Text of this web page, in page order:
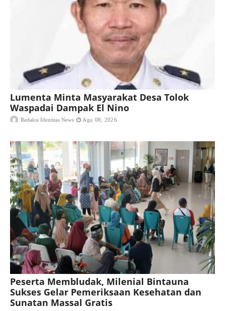
Lumenta Minta Masyarakat Desa Tolok
Waspadai Dampak El Nino
Redaksi Identitas News Agu 08, 2026
Peserta Membludak, Milenial Bintauna
Sukses Gelar Pemeriksaan Kesehatan dan
Sunatan Massal Gratis